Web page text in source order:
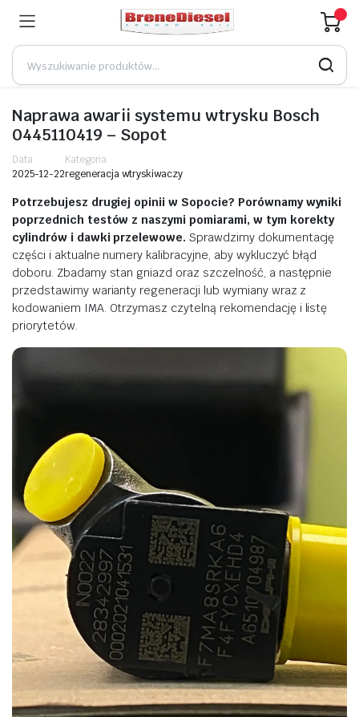
Naprawa awarii systemu wtrysku Bosch
0445110419 – Sopot
Data
2025-12-22
Kategoria
regeneracja wtryskiwaczy
Potrzebujesz drugiej opinii w Sopocie? Porównamy wyniki
poprzednich testów z naszymi pomiarami, w tym korekty
cylindrów i dawki przelewowe. Sprawdzimy dokumentację
części i aktualne numery kalibracyjne, aby wykluczyć błąd
doboru. Zbadamy stan gniazd oraz szczelność, a następnie
przedstawimy warianty regeneracji lub wymiany wraz z
kodowaniem IMA. Otrzymasz czytelną rekomendację i listę
priorytetów.